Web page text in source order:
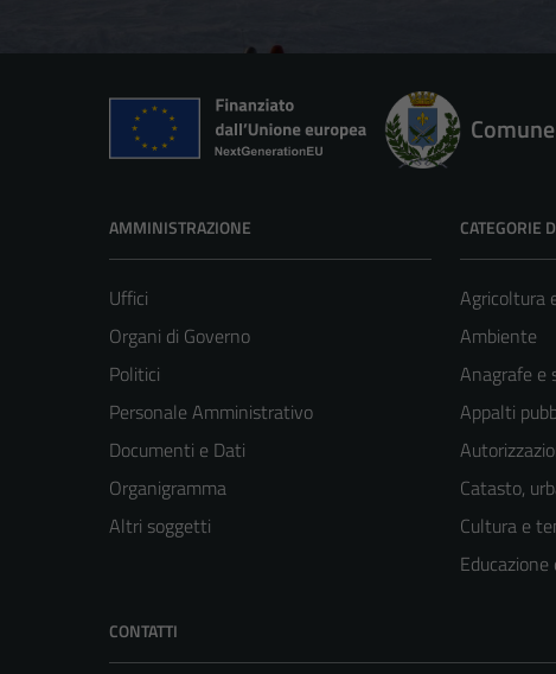
AMMINISTRAZIONE
Uffici
Organi di Governo
Politici
Personale Amministrativo
Documenti e Dati
Organigramma
Altri soggetti
CATEGORIE
Agricoltura
Ambiente
Anagrafe e
Appalti
Catasto,
Cultura e
CONTATTI